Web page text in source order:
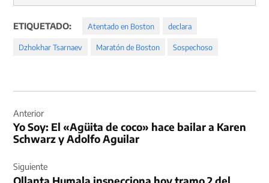
ETIQUETADO: Atentado en Boston declara
Dzhokhar Tsarnaev Maratón de Boston Sospechoso
de
entradas
Anterior
Yo Soy: El «Agüita de coco» hace bailar a Karen
Schwarz y Adolfo Aguilar
Siguiente